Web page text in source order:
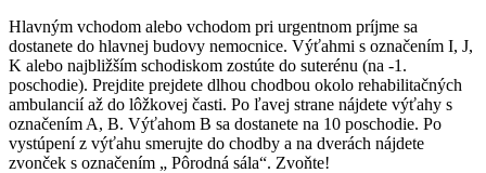
Hlavným vchodom alebo vchodom pri urgentnom príjme sa
dostanete do hlavnej budovy nemocnice. Výťahmi s označením I, J,
K alebo najbližším schodiskom zostúte do suterénu (na -1.
poschodie). Prejdite prejdete dlhou chodbou okolo rehabilitačných
ambulancií až do lôžkovej časti. Po ľavej strane nájdete výťahy s
označením A, B. Výťahom B sa dostanete na 10 poschodie. Po
vystúpení z výťahu smerujte do chodby a na dverách nájdete
zvonček s označením „ Pôrodná sála“. Zvoňte!